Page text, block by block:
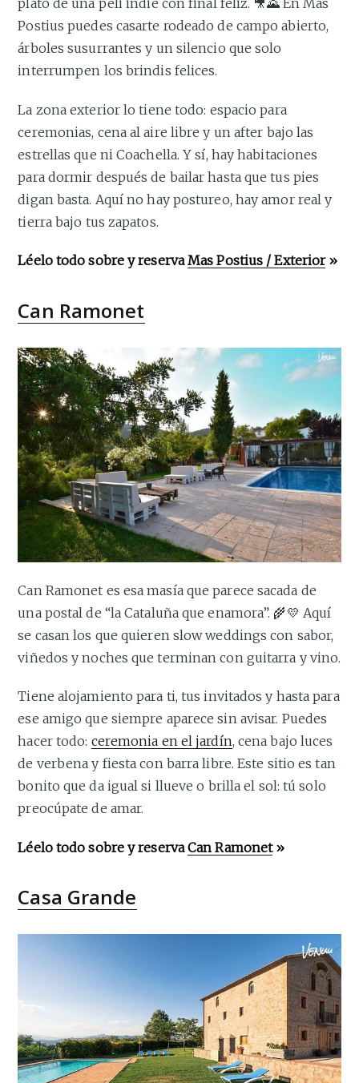
plató de una peli indie con final feliz. 🎥🌄 En Mas
Postius puedes casarte rodeado de campo abierto,
árboles susurrantes y un silencio que solo
interrumpen los brindis felices.
La zona exterior lo tiene todo: espacio para
ceremonias, cena al aire libre y un after bajo las
estrellas que ni Coachella. Y sí, hay habitaciones
para dormir después de bailar hasta que tus pies
digan basta. Aquí no hay postureo, hay amor real y
tierra bajo tus zapatos.
Léelo todo sobre y reservaMas Postius / Exterior»
Can Ramonet
Can Ramonet es esa masía que parece sacada de
una postal de “la Cataluña que enamora”. 🌾💛 Aquí
se casan los que quieren slow weddings con sabor,
viñedos y noches que terminan con guitarra y vino.
Tiene alojamiento para ti, tus invitados y hasta para
ese amigo que siempre aparece sin avisar. Puedes
hacer todo: ceremonia en el jardín, cena bajo luces
de verbena y fiesta con barra libre. Este sitio es tan
bonito que da igual si llueve o brilla el sol: tú solo
preocúpate de amar.
Léelo todo sobre y reservaCan Ramonet»
Casa Grande